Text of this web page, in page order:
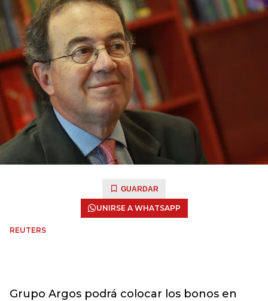
GUARDAR
UNIRSE A WHATSAPP
REUTERS
Grupo Argos podrá colocar los bonos en